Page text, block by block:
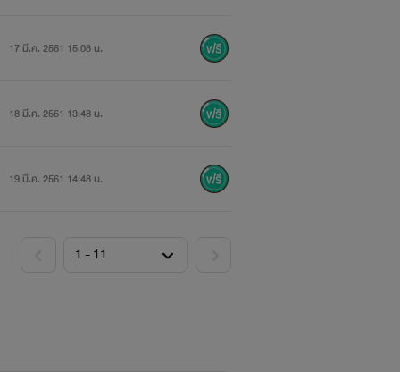
17 มี.ค. 2561 15:08 น.
18 มี.ค. 2561 13:48 น.
19 มี.ค. 2561 14:48 น.